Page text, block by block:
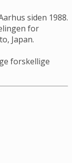
siden 1988.
for
Japan.
forskellige